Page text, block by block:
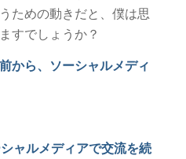
ための動きだと、僕は思
すでしょうか？
から、ソーシャルメディ
ャルメディアで交流を続